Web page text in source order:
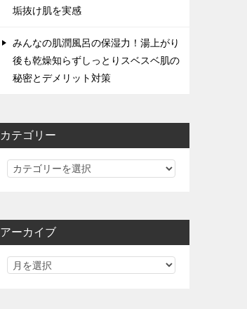
垢抜け肌を実感
みんなの肌潤風呂の保湿力！湯上がり
後も乾燥知らずしっとりスベスベ肌の
秘密とデメリット対策
カテゴリー
カ
リ
アーカイブ